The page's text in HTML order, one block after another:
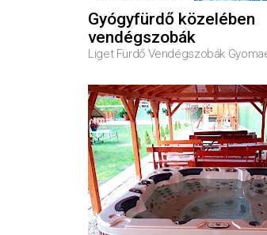
Gyógyfürdő közelében
vendégszobák
Liget Fürdő Vendégszobák